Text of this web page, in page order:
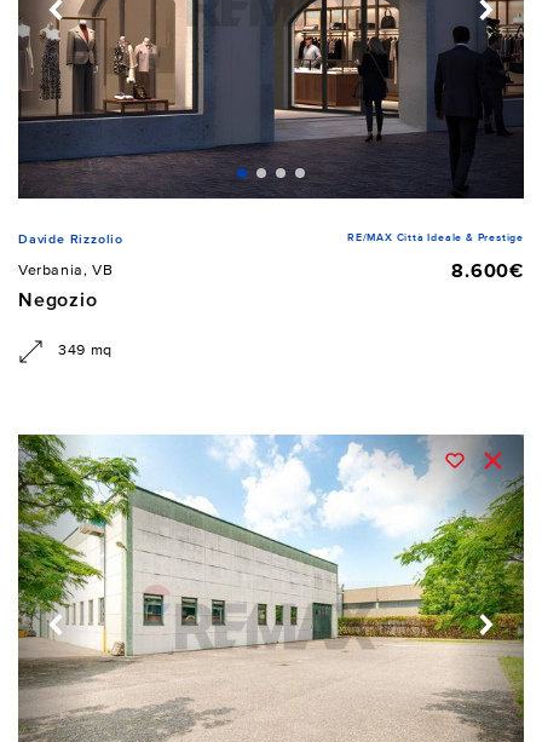
Davide Rizzolio RE/MAX Città Ideale & Prestige
Verbania, VB
8.600€
Negozio
349 mq